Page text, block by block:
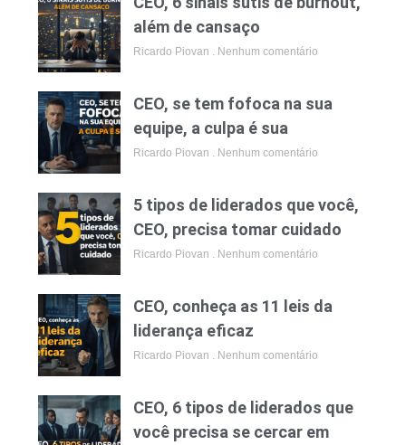
além de cansaço
Ricardo Piovan Nenhum comentário
CEO, se tem fofoca na sua
equipe, a culpa é sua
Ricardo Piovan Nenhum comentário
5 tipos de liderados que você,
CEO, precisa tomar cuidado
Ricardo Piovan Nenhum comentário
CEO, conheça as 11 leis da
liderança eficaz
Ricardo Piovan Nenhum comentário
CEO, 6 tipos de liderados que
você precisa se cercar em